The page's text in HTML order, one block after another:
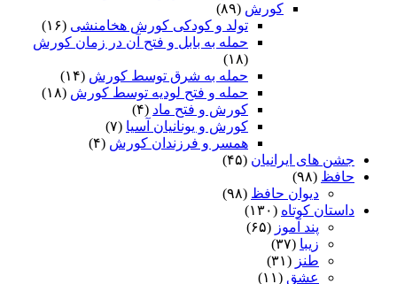
کورش (۸۹)
تولد و کودکی کورش هخامنشی (۱۶)
حمله به بابل و فتح آن در زمان کورش
(۱۸)
حمله به شرق توسط کورش (۱۴)
حمله و فتح لودیه توسط کورش (۱۸)
کورش و فتح ماد (۴)
کورش و یونانیان آسیا (۷)
همسر و فرزندان کورش (۴)
جشن های ایرانیان (۴۵)
حافظ (۹۸)
دیوان حافظ (۹۸)
داستان کوتاه (۱۳۰)
پند آموز (۶۵)
زیبا (۳۷)
طنز (۳۱)
عشق (۱۱)